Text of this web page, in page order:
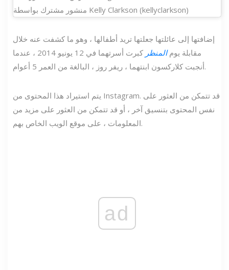
منشور مشترك بواسطة Kelly Clarkson (kellyclarkson)
إضافتها إلى عائلتها جعلتها تريد أطفالها ، وهو ما كشفت عنه خلال
مقابلة يومالمنظر
كبرت أسرتهما في 12 يونيو 2014 ، عندما
أنجبت كلاركسون ابنتهما ، ريفر روز ، البالغة من العمر 5 أعوام.
يتم استيراد هذا المحتوى من Instagram. قد تتمكن من العثور على
نفس المحتوى بتنسيق آخر ، أو قد تتمكن من العثور على مزيد من
المعلومات ، على موقع الويب الخاص بهم.
ad